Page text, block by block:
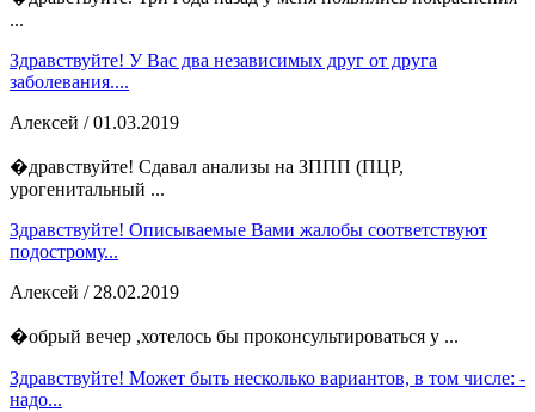
...
Здравствуйте! У Вас два независимых друг от друга
заболевания....
Алексей / 01.03.2019
�дравствуйте! Сдавал анализы на ЗППП (ПЦР,
урогенитальный ...
Здравствуйте! Описываемые Вами жалобы соответствуют
подострому...
Алексей / 28.02.2019
�обрый вечер ,хотелось бы проконсультироваться у ...
Здравствуйте! Может быть несколько вариантов, в том числе: -
надо...